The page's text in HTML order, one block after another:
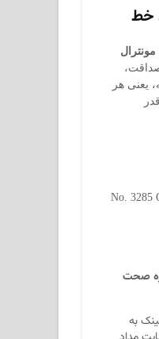
خط
مونترال
یعنی هر
No. 3285
صحت
به